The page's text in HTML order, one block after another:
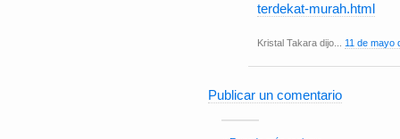
terdekat-murah.html
Kristal Takara dijo... 11 de mayo
Publicar un comentario